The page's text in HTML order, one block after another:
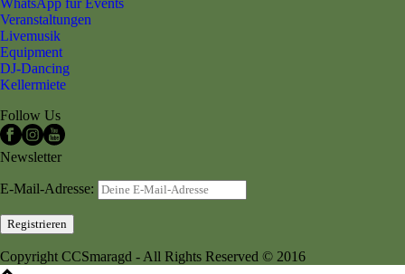
WhatsApp für Events
Veranstaltungen
Livemusik
Equipment
DJ-Dancing
Kellermiete
Follow Us
Newsletter
E-Mail-Adresse:
Copyright CCSmaragd - All Rights Reserved © 2016